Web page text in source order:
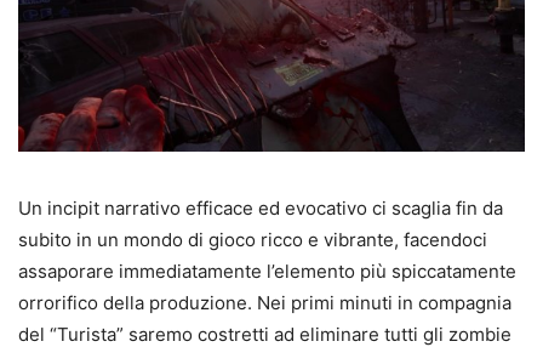
Un incipit narrativo efficace ed evocativo ci scaglia fin da
subito in un mondo di gioco ricco e vibrante, facendoci
assaporare immediatamente l’elemento più spiccatamente
orrorifico della produzione. Nei primi minuti in compagnia
del “Turista” saremo costretti ad eliminare tutti gli zombie